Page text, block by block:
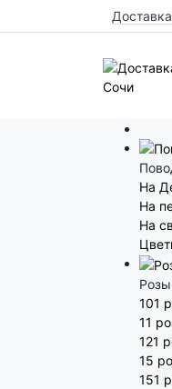
На
На
На
Розы
101
11
121
15
151